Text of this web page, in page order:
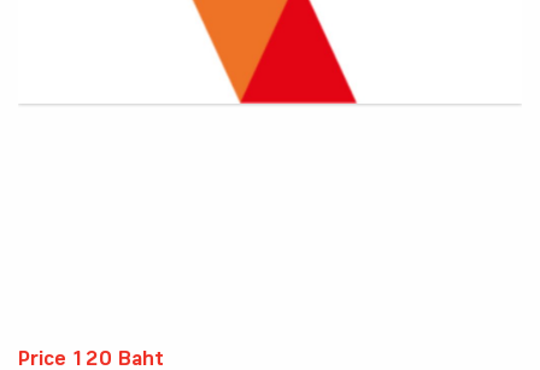
Price 120 Baht